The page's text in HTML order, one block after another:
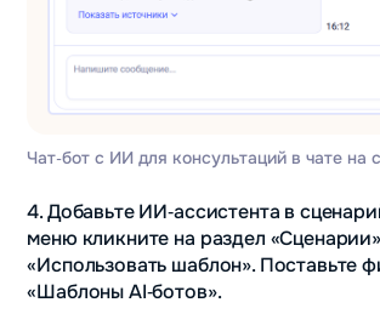
Чат‑бот с ИИ для консультаций в чате на
4. Добавьте ИИ‑ассистента в
меню кликните на раздел
«Использовать шаблон». Поставьте
«Шаблоны AI‑ботов».